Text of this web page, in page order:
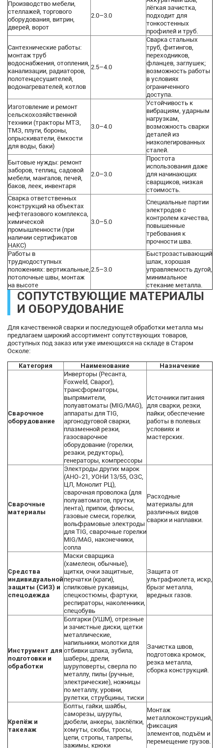
Производство мебели,
стеллажей, торгового
оборудования, витрин,
дверей, ворот
2.0–3.0
лёгкая зачистка,
подходит для
тонкостенных
профилей и труб.
Сантехнические работы:
монтаж труб
водоснабжения, отопления,
канализации, радиаторов,
полотенцесушителей,
водонагревателей, котлов
2.5–4.0
Сварка стальных
труб, фитингов,
переходников,
фланцев, заглушек;
возможность работы
в условиях
ограниченного
доступа.
Изготовление и ремонт
сельскохозяйственной
техники (тракторы МТЗ,
ТМЗ, плуги, бороны,
опрыскиватели, ёмкости
для воды, баки)
3.0–4.0
Устойчивость к
вибрациям, ударным
нагрузкам,
возможность сварки
деталей из
низколегированных
сталей.
Бытовые нужды: ремонт
заборов, теплиц, садовой
мебели, мангалов, печей,
баков, леек, инвентаря
2.0–3.0
Простота
использования даже
для начинающих
сварщиков, низкая
стоимость.
Сварка ответственных
конструкций на объектах
нефтегазового комплекса,
химической
промышленности (при
наличии сертификатов
НАКС)
3.0–5.0
Специальные партии
электродов с
контролем качества,
повышенные
требования к
прочности шва.
Работы в
труднодоступных
положениях: вертикальные,
потолочные швы, монтаж
на высоте
2.5–3.0
Быстрозастывающий
шлак, хорошая
управляемость дугой,
минимальное
стекание металла.
СОПУТСТВУЮЩИЕ МАТЕРИАЛЫ
И ОБОРУДОВАНИЕ
Для качественной сварки и последующей обработки металла мы
предлагаем широкий ассортимент сопутствующих товаров,
доступных под заказ или уже имеющихся на складе в Старом
Осколе:
Категория Наименование Назначение
Сварочное
оборудование
Инверторы (Ресанта,
Foxweld, Сварог),
трансформаторы,
выпрямители,
полуавтоматы (MIG/MAG),
аппараты для TIG,
аргонодуговой сварки,
плазменной резки,
газосварочное
оборудование (горелки,
резаки, редукторы),
генераторы, компрессоры
Источники питания
для сварки, резки,
пайки; обеспечение
работы в полевых
условиях и
мастерских.
Сварочные
материалы
Электроды других марок
(АНО-21, УОНИ 13/55, ОЗС,
ЦЛ, Монолит РЦ),
сварочная проволока (для
полуавтоматов, прутки,
лента), припои, флюсы,
газовые смеси, горелки,
вольфрамовые электроды
для TIG, сварочные горелки
MIG/MAG, наконечники,
сопла
Расходные
материалы для
различных видов
сварки и наплавки.
Средства
индивидуальной
защиты (СИЗ) и
спецодежда
Маски сварщика
(хамелеон, обычные),
щитки, очки защитные,
перчатки (краги),
спилковые рукавицы,
спецкостюмы, фартуки,
респираторы, наколенники,
спецобувь
Защита от
ультрафиолета, искр,
брызг металла,
вредных газов.
Инструмент для
подготовки и
обработки
Болгарки (УШМ), отрезные
и зачистные диски, щетки
металлические,
напильники, молотки для
отбивки шлака, зубила,
шаберы, дрели,
шуруповерты, сверла по
металлу, пилы (ручные,
электрические), ножницы
по металлу, уровни,
рулетки, струбцины, тиски
Зачистка швов,
подготовка кромок,
резка металла,
сборка конструкций.
Крепёж и
такелаж
Болты, гайки, шайбы,
саморезы, шурупы,
дюбели, анкеры, заклёпки,
хомуты, скобы, тросы,
цепи, стропы, талрепы,
зажимы, крюки
Монтаж
металлоконструкций,
фиксация
элементов, подъём и
перемещение грузов.